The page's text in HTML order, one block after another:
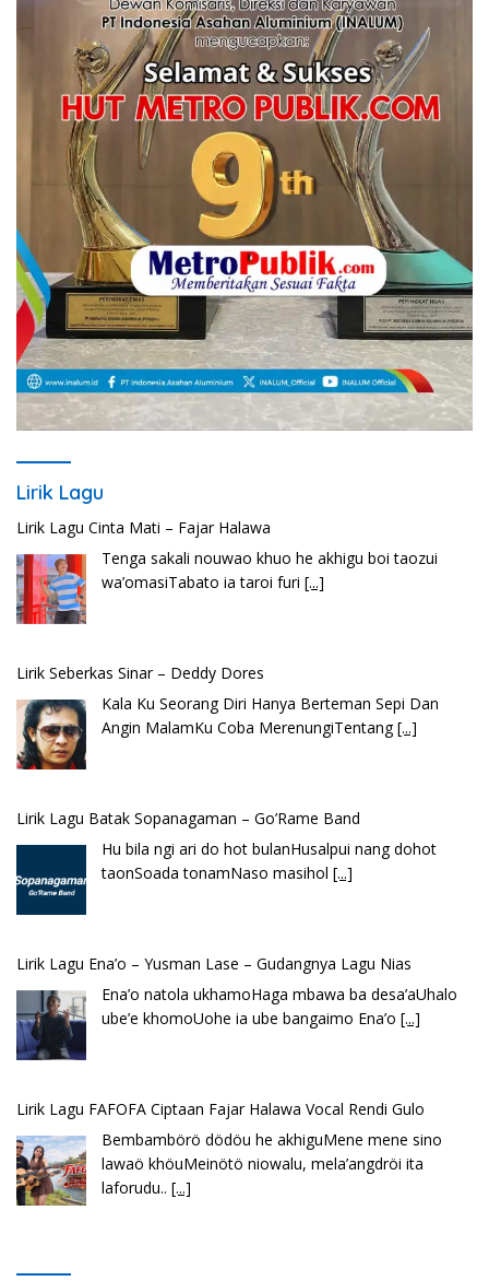
Lirik Lagu
Lirik Lagu Cinta Mati – Fajar Halawa
Tenga sakali nouwao khuo he akhigu boi taozui
wa’omasiTabato ia taroi furi[...]
Lirik Seberkas Sinar – Deddy Dores
Kala Ku Seorang Diri Hanya Berteman Sepi Dan
Angin MalamKu Coba MerenungiTentang
Lirik Lagu Batak Sopanagaman – Go’Rame Band
Hu bila ngi ari do hot bulanHusalpui nang dohot
taonSoada tonamNaso masihol[...]
Lirik Lagu Ena’o – Yusman Lase – Gudangnya Lagu Nias
Ena’o natola ukhamoHaga mbawa ba desa’aUhalo
ube’e khomoUohe ia ube bangaimo Ena’o
Lirik Lagu FAFOFA Ciptaan Fajar Halawa Vocal Rendi Gulo
Bembambörö dödöu he akhiguMene mene sino
lawaö khöuMeinötö niowalu, mela’angdröi ita